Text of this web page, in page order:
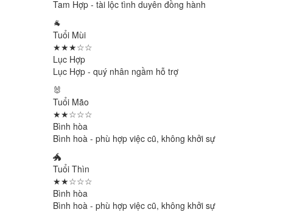
Tam Hợp - tài lộc tình duyên đồng hành
🐐
Tuổi Mùi
★★★☆☆
Lục Hợp
Lục Hợp - quý nhân ngầm hỗ trợ
🐰
Tuổi Mão
★★☆☆☆
Bình hòa
Bình hoà - phù hợp việc cũ, không khởi sự
🐲
Tuổi Thìn
★★☆☆☆
Bình hòa
Bình hoà - phù hợp việc cũ, không khởi sự